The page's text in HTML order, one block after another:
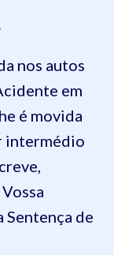
nos autos
em
é movida
intermédio
Sentença de